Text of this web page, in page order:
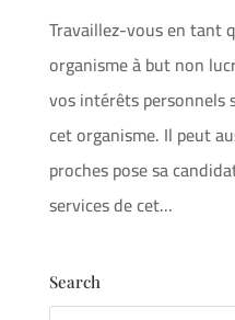
Travaillez-vous en tant
organisme à but non
vos intérêts personnels
cet organisme. Il peut
proches pose sa
services de cet...
Search